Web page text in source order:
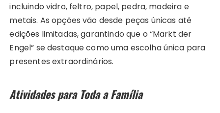
incluindo vidro, feltro, papel, pedra, madeira e
metais. As opções vão desde peças únicas até
edições limitadas, garantindo que o “Markt der
Engel” se destaque como uma escolha única para
presentes extraordinários.
Atividades para Toda a Família